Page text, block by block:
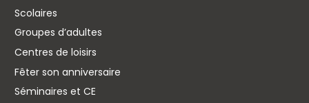
Scolaires
Groupes d’adultes
Centres de loisirs
Fêter son anniversaire
Séminaires et CE